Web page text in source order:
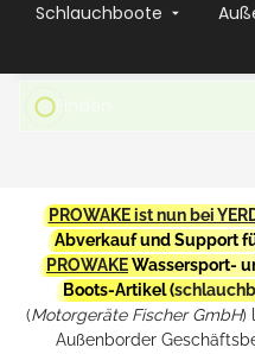
Schlauchboote
PROWAKE ist nun bei
Abverkauf und Support
PROWAKEWassersport-
Boots-Artikel (
(Motorgeräte Fischer GmbH)
Außenborder